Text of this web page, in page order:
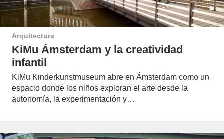
Arquitectura
KiMu Ámsterdam y la creatividad
infantil
KiMu Kinderkunstmuseum abre en Ámsterdam como un
espacio donde los niños exploran el arte desde la
autonomía, la experimentación y…